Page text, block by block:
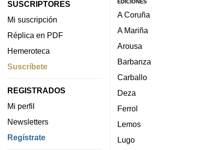
SUSCRIPTORES
Mi suscripción
Réplica en PDF
Hemeroteca
Suscríbete
REGISTRADOS
Mi perfil
Newsletters
Regístrate
EDICIONES
A Coruña
A Mariña
Arousa
Barbanza
Carballo
Deza
Ferrol
Lemos
Lugo